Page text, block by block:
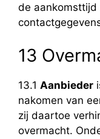
de aankomsttijd
13
13.1 Aanbieder
nakomen van
zij daartoe
overmacht.